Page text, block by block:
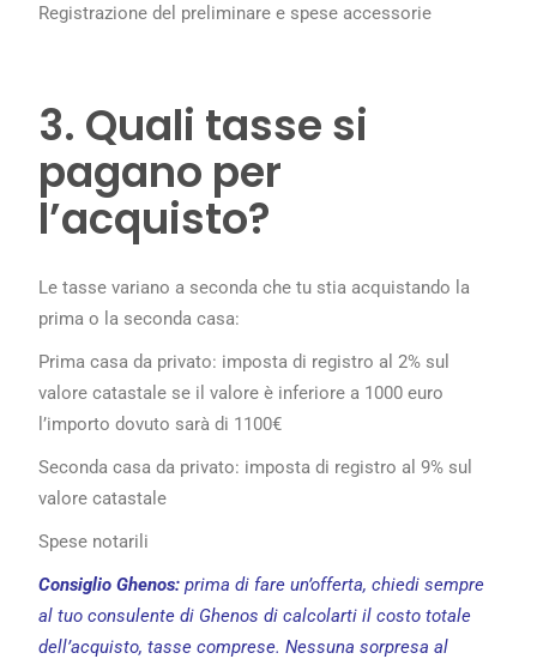
Registrazione del preliminare e spese accessorie
3. Quali tasse si
pagano per
l’acquisto?
Le tasse variano a seconda che tu stia acquistando la
prima o la seconda casa:
Prima casa da privato: imposta di registro al 2% sul
valore catastale se il valore è inferiore a 1000 euro
l’importo dovuto sarà di 1100€
Seconda casa da privato: imposta di registro al 9% sul
valore catastale
Spese notarili
Consiglio Ghenos: prima di fare un’offerta, chiedi sempre
al tuo consulente di Ghenos di calcolarti il costo totale
dell’acquisto, tasse comprese. Nessuna sorpresa al